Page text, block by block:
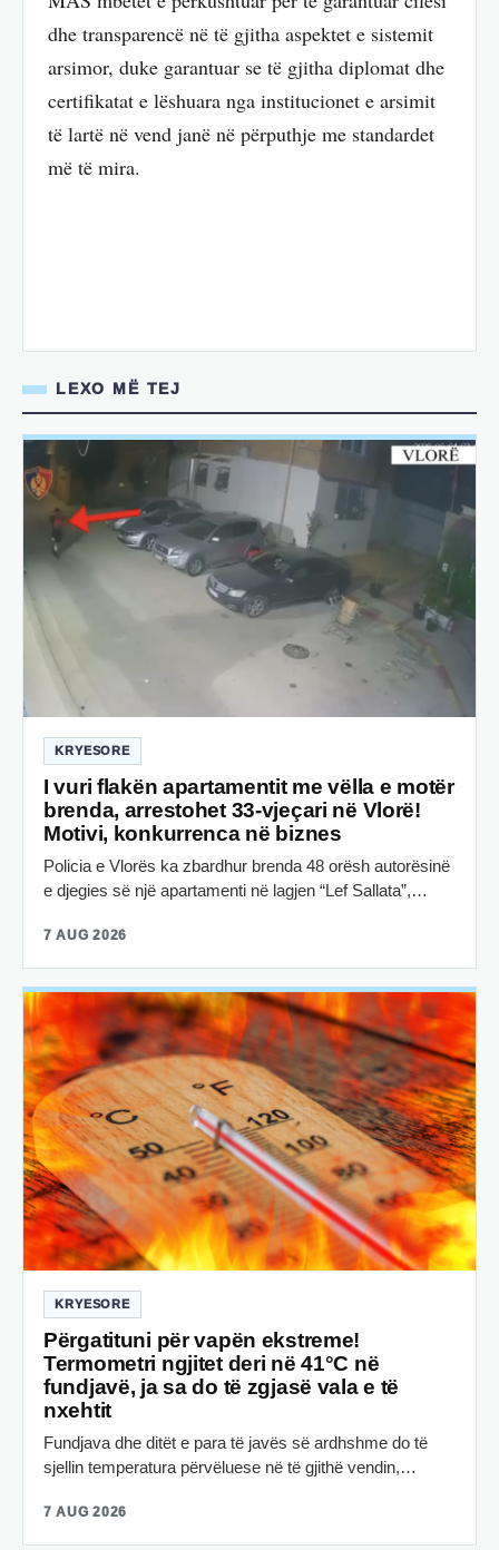
dhe transparencë në të gjitha aspektet e sistemit
arsimor, duke garantuar se të gjitha diplomat dhe
certifikatat e lëshuara nga institucionet e arsimit
të lartë në vend janë në përputhje me standardet
më të mira.
LEXO MË TEJ
KRYESORE
I vuri flakën apartamentit me vëlla e motër
brenda, arrestohet 33-vjeçari në Vlorë!
Motivi, konkurrenca në biznes
Policia e Vlorës ka zbardhur brenda 48 orësh autorësinë
e djegies së një apartamenti në lagjen “Lef Sallata”,…
7 AUG 2026
KRYESORE
Përgatituni për vapën ekstreme!
Termometri ngjitet deri në 41°C në
fundjavë, ja sa do të zgjasë vala e të
nxehtit
Fundjava dhe ditët e para të javës së ardhshme do të
sjellin temperatura përvëluese në të gjithë vendin,…
7 AUG 2026